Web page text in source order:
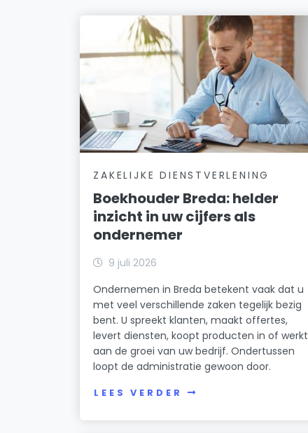
ZAKELIJKE DIENSTVERLENING
Boekhouder Breda: helder
inzicht in uw cijfers als
ondernemer
9 juli 2026
Ondernemen in Breda betekent vaak dat u
met veel verschillende zaken tegelijk bezig
bent. U spreekt klanten, maakt offertes,
levert diensten, koopt producten in of werkt
aan de groei van uw bedrijf. Ondertussen
loopt de administratie gewoon door.
LEES VERDER